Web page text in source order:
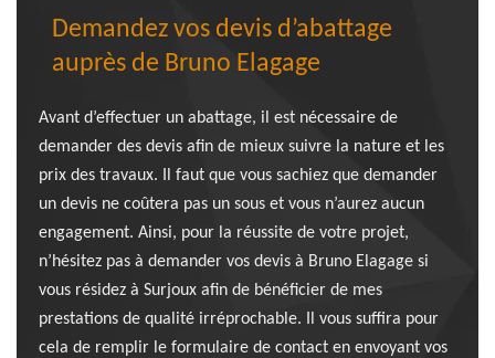
Demandez vos devis d’abattage
auprès de Bruno Elagage
Avant d’effectuer un abattage, il est nécessaire de
demander des devis afin de mieux suivre la nature et les
prix des travaux. Il faut que vous sachiez que demander
un devis ne coûtera pas un sous et vous n’aurez aucun
engagement. Ainsi, pour la réussite de votre projet,
n’hésitez pas à demander vos devis à Bruno Elagage si
vous résidez à Surjoux afin de bénéficier de mes
prestations de qualité irréprochable. Il vous suffira pour
cela de remplir le formulaire de contact en envoyant vos